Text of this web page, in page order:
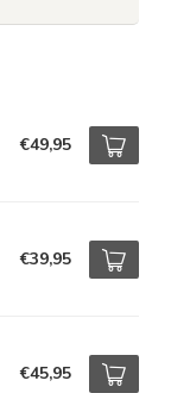
€49,95
€39,95
€45,95